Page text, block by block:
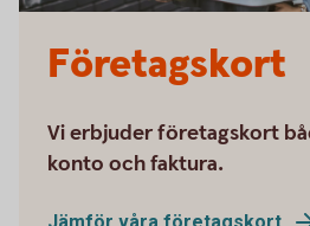
Företagskort
Vi erbjuder företagskort
konto och faktura.